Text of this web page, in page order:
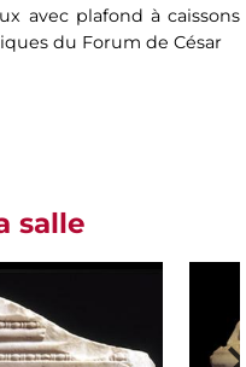
avec plafond à caissons
du Forum de César
salle